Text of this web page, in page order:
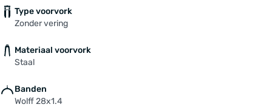
Type voorvork
Zonder vering
Materiaal voorvork
Staal
Banden
Wolff 28x1.4